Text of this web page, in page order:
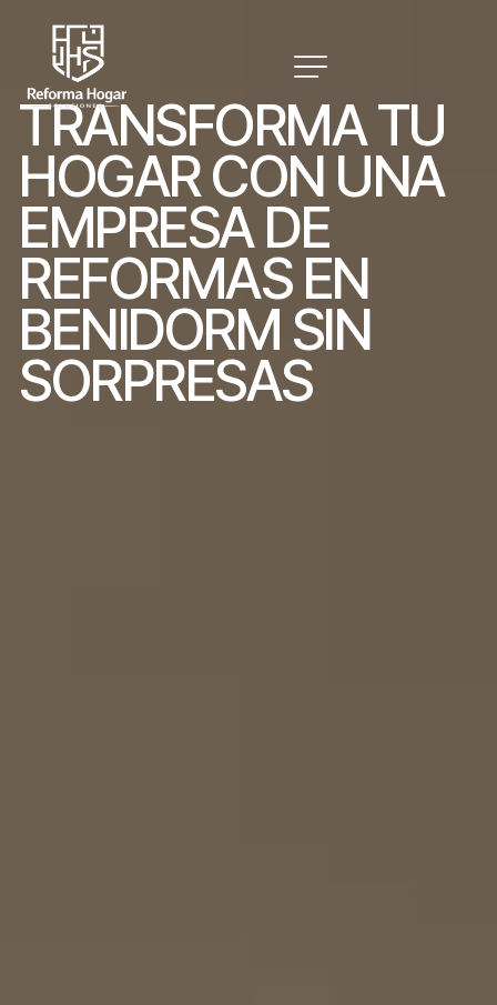
TRANSFORMATU
HOGARCON UNA
EMPRESA DE
REFORMAS EN
BENIDORM SIN
SORPRESAS